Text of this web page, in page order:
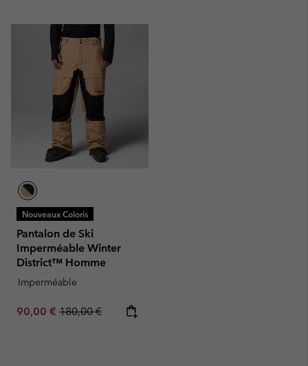
Nouveaux Coloris
Pantalon de Ski
Imperméable Winter
District™ Homme
Imperméable
Sale price:
90,00 € Regular price:
180,00 €